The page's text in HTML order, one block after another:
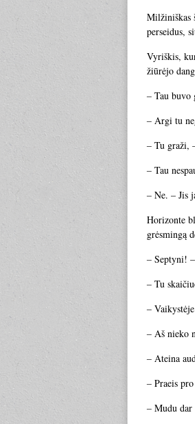
Milžiniškas
perseidus,
Vyriškis,
žiūrėjo
– Tau buvo
– Argi tu
– Tu graži,
– Tau
– Ne. – Jis
Horizonte
grėsmingą
– Septyni!
– Tu
–
– Aš nieko
– Ateina
– Praeis
– Mudu dar